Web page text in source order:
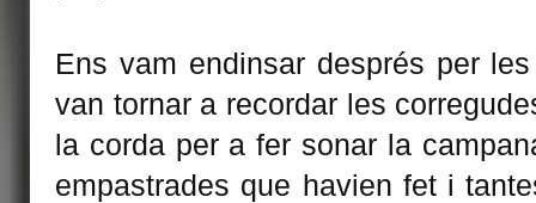
Ens vam endinsar després per
van tornar a recordar les
la corda per a fer sonar la
empastrades que havien fet i